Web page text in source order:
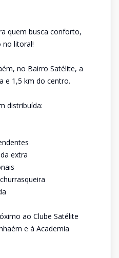
quem busca conforto,
no litoral!
no Bairro Satélite, a
e 1,5 km do centro.
distribuída:
extra
ao Clube Satélite
e à Academia